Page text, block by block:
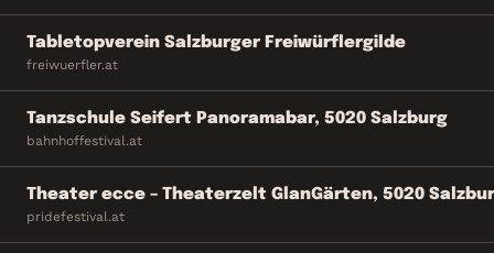
Tabletopverein Salzburger Freiwürflergilde
freiwuerfler.at
Tanzschule Seifert Panoramabar, 5020 Salzburg
bahnhoffestival.at
Theater ecce – Theaterzelt GlanGärten, 5020
pridefestival.at